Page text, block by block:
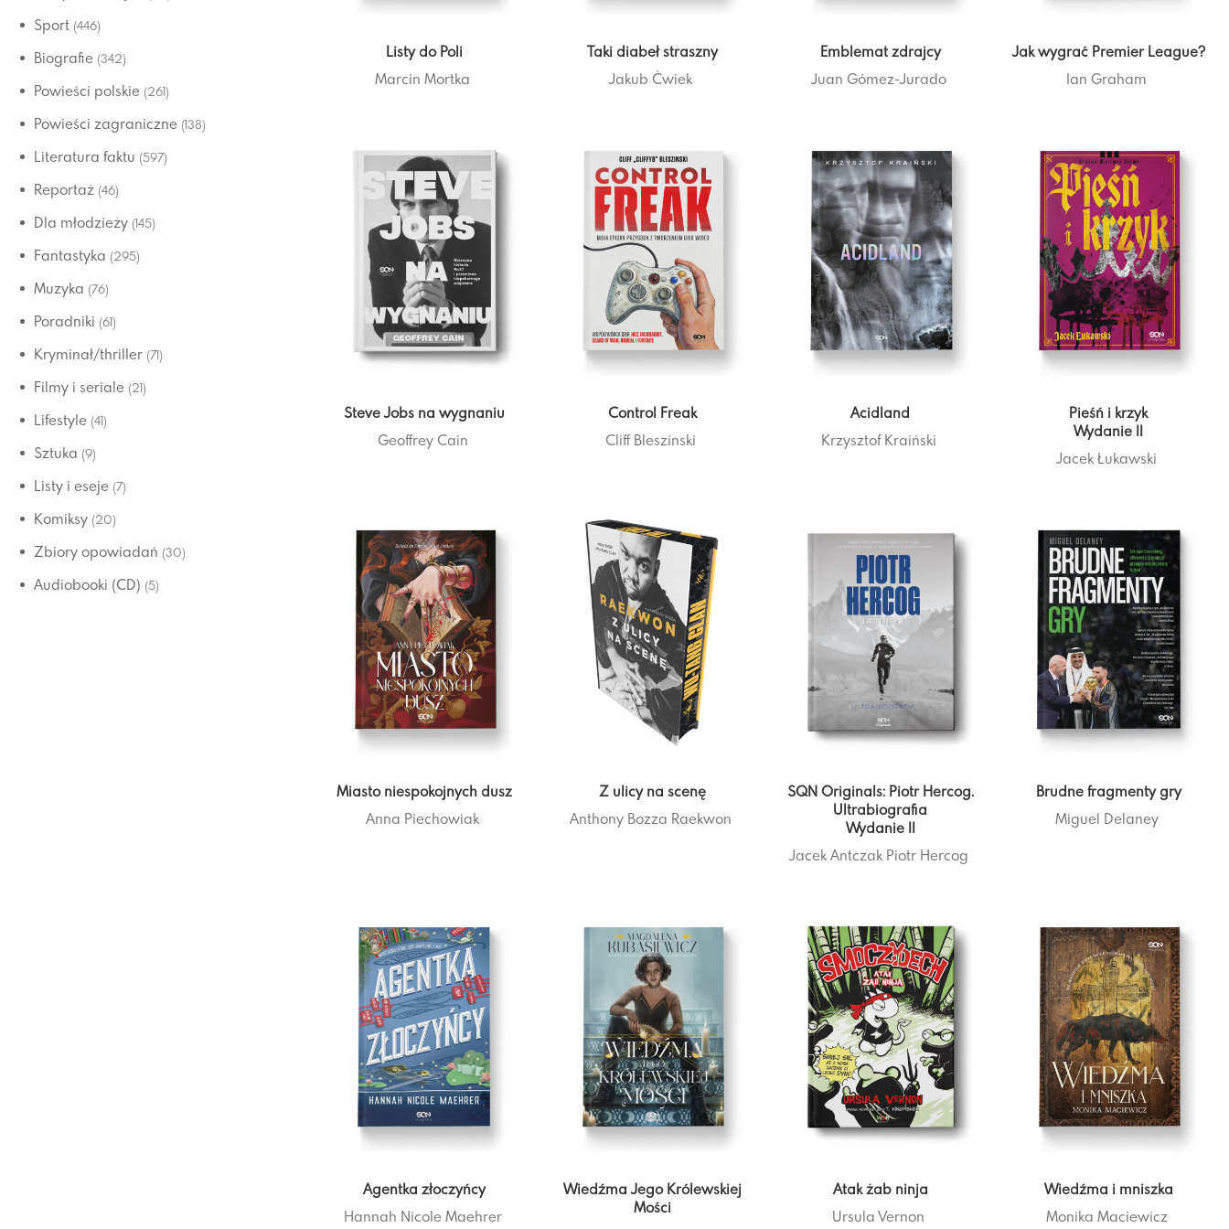
Sport (446)
Biografie (342)
Powieści polskie (261)
Powieści zagraniczne (138)
Literatura faktu (597)
Reportaż (46)
Dla młodzieży (145)
Fantastyka (295)
Muzyka (76)
Poradniki (61)
Kryminał/thriller (71)
Filmy i seriale (21)
Lifestyle (41)
Sztuka (9)
Listy i eseje (7)
Komiksy (20)
Zbiory opowiadań (30)
Audiobooki (CD) (5)
Listy do Poli
Marcin Mortka
Taki diabeł straszny
Jakub Ćwiek
Emblemat zdrajcy
Juan Gómez-Jurado
Jak wygrać Premier League?
Ian Graham
Steve Jobs na wygnaniu
Geoffrey Cain
Control Freak
Cliff Bleszinski
Acidland
Krzysztof Kraiński
Pieśń i krzyk
Wydanie II
Jacek Łukawski
Miasto niespokojnych dusz
Anna Piechowiak
Z ulicy na scenę
Anthony Bozza Raekwon
SQN Originals: Piotr Hercog.
Ultrabiografia
Wydanie II
Jacek Antczak Piotr Hercog
Brudne fragmenty gry
Miguel Delaney
Agentka złoczyńcy
Hannah Nicole Maehrer
Wiedźma Jego Królewskiej
Mości
Atak żab ninja
Ursula Vernon
Wiedźma i mniszka
Monika Maciewicz